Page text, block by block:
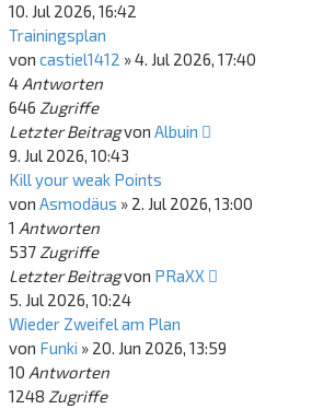
10. Jul 2026, 16:42
Trainingsplan
von castiel1412 »4. Jul 2026, 17:40
4 Antworten
646 Zugriffe
Letzter Beitragvon Albuin
9. Jul 2026, 10:43
Kill your weak Points
von Asmodäus » 2. Jul 2026, 13:00
1 Antworten
537 Zugriffe
Letzter Beitragvon PRaXX
5. Jul 2026, 10:24
Wieder Zweifel am Plan
von Funki » 20. Jun 2026, 13:59
10 Antworten
1248 Zugriffe